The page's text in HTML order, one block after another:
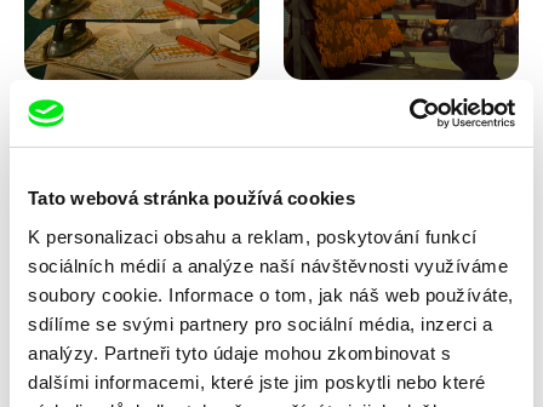
Tato webová stránka používá cookies
K personalizaci obsahu a reklam, poskytování funkcí
sociálních médií a analýze naší návštěvnosti využíváme
soubory cookie. Informace o tom, jak náš web používáte,
sdílíme se svými partnery pro sociální média, inzerci a
analýzy. Partneři tyto údaje mohou zkombinovat s
dalšími informacemi, které jste jim poskytli nebo které
Lubomír Beneš
Pat a Mat: Křížovka
Pat a Mat: Koberec
Lubomír Beneš Lubomír Beneš